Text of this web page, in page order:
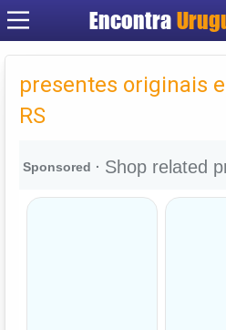
Encontra
Criar
presentes originais
RS